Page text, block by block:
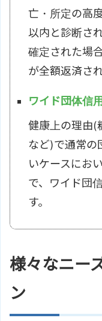
亡・所定の高
以内と診断さ
確定された場
が全額返済され
ワイド団体信
健康上の理由(
など)で通常の
いケースにお
で、ワイド団
す。
様々なニー
ン